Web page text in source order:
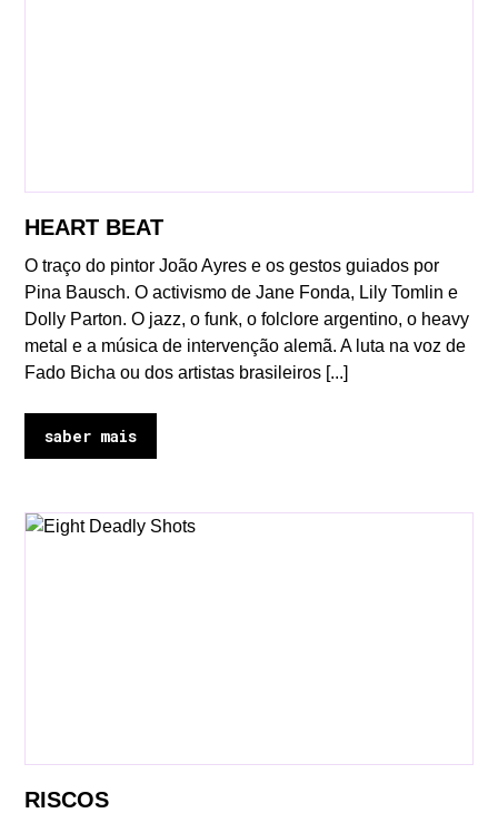
HEART BEAT
O traço do pintor João Ayres e os gestos guiados por
Pina Bausch. O activismo de Jane Fonda, Lily Tomlin e
Dolly Parton. O jazz, o funk, o folclore argentino, o heavy
metal e a música de intervenção alemã. A luta na voz de
Fado Bicha ou dos artistas brasileiros [...]
saber mais
RISCOS